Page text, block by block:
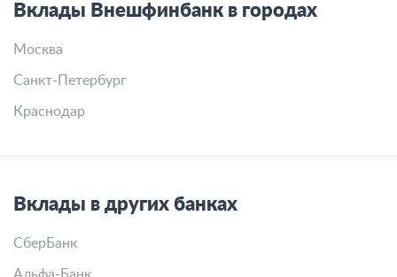
Вклады Внешфинбанк в городах
Москва
Санкт-Петербург
Краснодар
Вклады в других банках
СберБанк